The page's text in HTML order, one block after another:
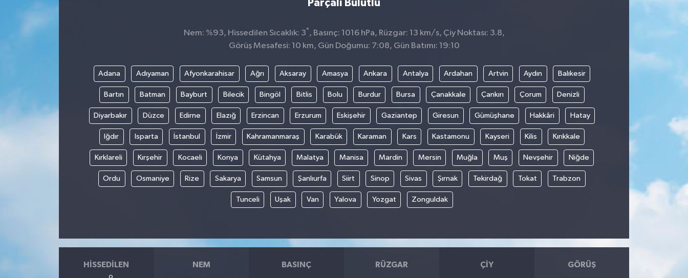
Parçalı Bulutlu
Nem: %93, Hissedilen Sıcaklık: 3° , Basınç: 1016 hPa, Rüzgar: 13 km/s, Çiy Noktası: 3.8,
Görüş Mesafesi: 10 km, Gün Doğumu: 7:08, Gün Batımı: 19:10
Adana Adıyaman Afyonkarahisar Ağrı Aksaray Amasya Ankara Antalya Ardahan Artvin Aydın Balıkesir
Bartın Batman Bayburt Bilecik Bingöl Bitlis Bolu Burdur Bursa Çanakkale Çankırı Çorum Denizli
Diyarbakır Düzce Edirne Elazığ Erzincan Erzurum Eskişehir Gaziantep Giresun Gümüşhane Hakkâri Hatay
Iğdır Isparta İstanbul İzmir Kahramanmaraş Karabük Karaman Kars Kastamonu Kayseri Kilis Kırıkkale
Kırklareli Kırşehir Kocaeli Konya Kütahya Malatya Manisa Mardin Mersin Muğla Muş Nevşehir Niğde
Ordu Osmaniye Rize Sakarya Samsun Şanlıurfa Siirt Sinop Sivas Şırnak Tekirdağ Tokat Trabzon
Tunceli Uşak Van Yalova Yozgat Zonguldak
HISSEDILEN NEM BASINÇ RÜZGAR ÇIY GÖRÜŞ